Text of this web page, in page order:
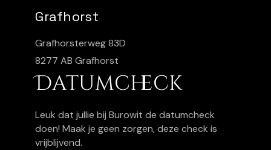
Grafhorst
Grafhorsterweg 83D
8277 AB Grafhorst
Datumcheck
Leuk dat jullie bij Burowit de datumcheck
doen! Maak je geen zorgen, deze check is
vrijblijvend.